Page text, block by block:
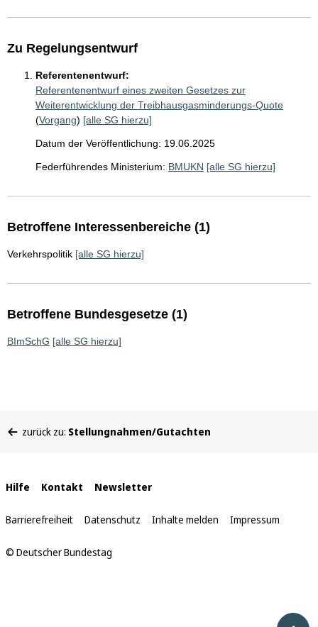
Zu Regelungsentwurf
Referentenentwurf:
Referentenentwurf eines zweiten Gesetzes zur
Weiterentwicklung der Treibhausgasminderungs-Quote
(Vorgang) [alle SG hierzu]
Datum der Veröffentlichung: 19.06.2025
Federführendes Ministerium: BMUKN [alle SG hierzu]
Betroffene Interessenbereiche (1)
Verkehrspolitik [alle SG hierzu]
Betroffene Bundesgesetze (1)
BImSchG [alle SG hierzu]
befinden
zurück zu: Stellungnahmen/Gutachten
Interne
Links
Hilfe Kontakt Newsletter
Barrierefreiheit Datenschutz Inhalte melden Impressum
© Deutscher Bundestag